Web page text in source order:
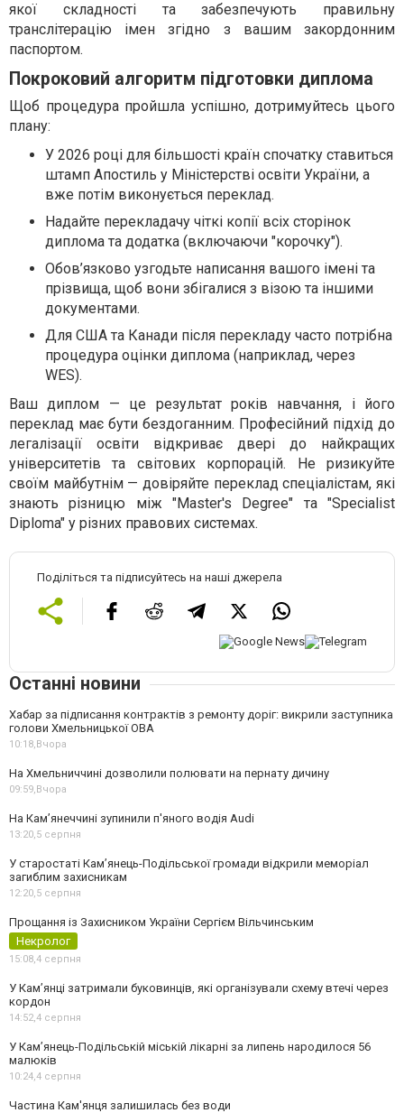
якої складності та забезпечують правильну
транслітерацію імен згідно з вашим закордонним
паспортом.
Покроковий алгоритм підготовки диплома
Щоб процедура пройшла успішно, дотримуйтесь цього
плану:
У 2026 році для більшості країн спочатку ставиться
штамп Апостиль у Міністерстві освіти України, а
вже потім виконується переклад.
Надайте перекладачу чіткі копії всіх сторінок
диплома та додатка (включаючи "корочку").
Обов’язково узгодьте написання вашого імені та
прізвища, щоб вони збігалися з візою та іншими
документами.
Для США та Канади після перекладу часто потрібна
процедура оцінки диплома (наприклад, через
WES).
Ваш диплом — це результат років навчання, і його
переклад має бути бездоганним. Професійний підхід до
легалізації освіти відкриває двері до найкращих
університетів та світових корпорацій. Не ризикуйте
своїм майбутнім — довіряйте переклад спеціалістам, які
знають різницю між "Master's Degree" та "Specialist
Diploma" у різних правових системах.
Поділіться та підписуйтесь на наші джерела
Останні новини
Хабар за підписання контрактів з ремонту доріг: викрили заступника
голови Хмельницької ОВА
10:18, Вчора
На Хмельниччині дозволили полювати на пернату дичину
09:59, Вчора
На Камʼянеччині зупинили п'яного водія Audi
13:20, 5 серпня
У старостаті Кам’янець-Подільської громади відкрили меморіал
загиблим захисникам
12:20, 5 серпня
Прощання із Захисником України Сергієм Вільчинським
Некролог
15:08, 4 серпня
У Кам’янці затримали буковинців, які організували схему втечі через
кордон
14:52, 4 серпня
У Кам’янець-Подільській міській лікарні за липень народилося 56
малюків
10:24, 4 серпня
Частина Кам'янця залишилась без води